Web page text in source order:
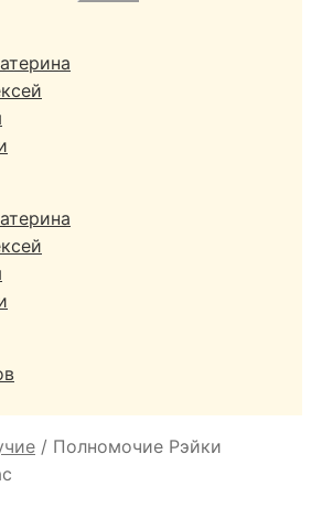
/ Полномочие Рэйки